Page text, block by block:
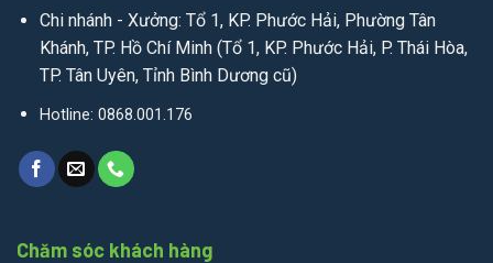
Chi nhánh - Xưởng: Tổ 1, KP. Phước Hải, Phường Tân
Khánh, TP. Hồ Chí Minh (Tổ 1, KP. Phước Hải, P. Thái Hòa,
TP. Tân Uyên, Tỉnh Bình Dương cũ)
Hotline: 0868.001.176
Chăm sóc khách hàng